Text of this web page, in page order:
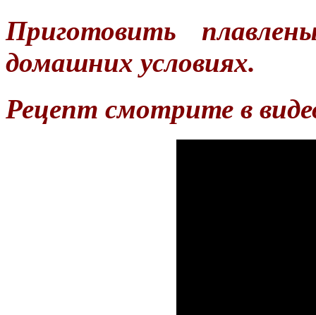
Приготовить
домашних условиях.
Рецепт смотрите в